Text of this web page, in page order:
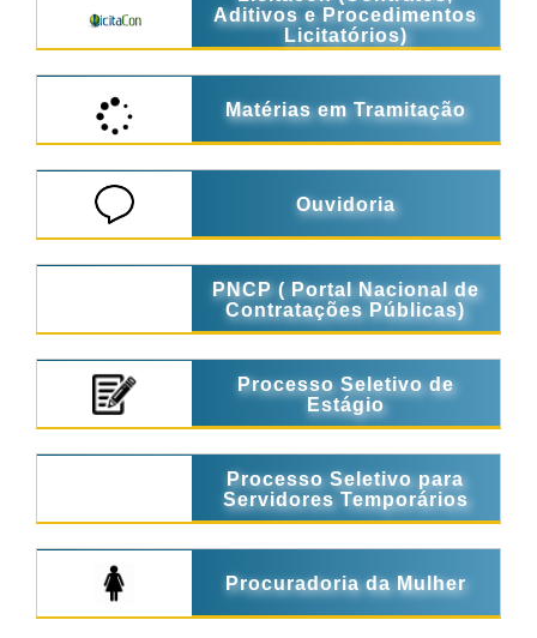
Aditivos e Procedimentos
Licitatórios)
Matérias em Tramitação
Ouvidoria
PNCP ( Portal Nacional de
Contratações Públicas)
Processo Seletivo de
Estágio
Processo Seletivo para
Servidores Temporários
Procuradoria da Mulher